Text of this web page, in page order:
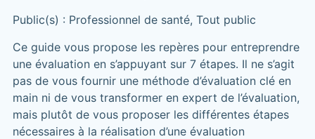
Public(s) : Professionnel de santé, Tout public
Ce guide vous propose les repères pour entreprendre
une évaluation en s’appuyant sur 7 étapes. Il ne s’agit
pas de vous fournir une méthode d’évaluation clé en
main ni de vous transformer en expert de l’évaluation,
mais plutôt de vous proposer les différentes étapes
nécessaires à la réalisation d’une évaluation